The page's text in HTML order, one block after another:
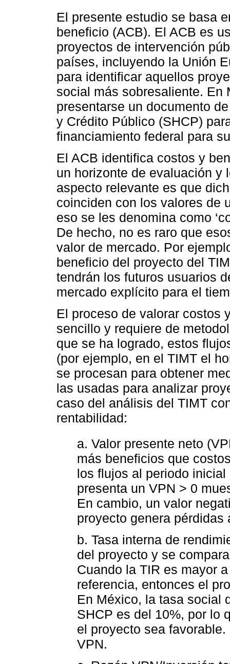
El presente estudio se basa
beneficio (ACB). El ACB es
proyectos de intervención
países, incluyendo la Unión
para identificar aquellos
social más sobresaliente. En
presentarse un documento
y Crédito Público (SHCP)
financiamiento federal para
El ACB identifica costos y
un horizonte de evaluación y
aspecto relevante es que
coinciden con los valores de
eso se les denomina como
De hecho, no es raro que
valor de mercado. Por
beneficio del proyecto del
tendrán los futuros usuarios
mercado explícito para el
El proceso de valorar costos
sencillo y requiere de
que se ha logrado, estos
(por ejemplo, en el TIMT el
se procesan para obtener
las usadas para analizar
caso del análisis del TIMT
rentabilidad:
a. Valor presente neto
más beneficios que
los flujos al periodo
presenta un VPN > 0
En cambio, un valor
proyecto genera pérdidas
b. Tasa interna de
del proyecto y se
Cuando la TIR es mayor
referencia, entonces el
En México, la tasa social
SHCP es del 10%, por lo
el proyecto sea
VPN.